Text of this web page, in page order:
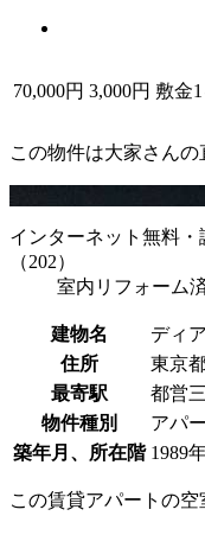
70,000円 3,000円 敷金
この物件は大家さんの
インターネット無料
（202）
室内リフォーム
建物名
ディ
住所
東京
最寄駅
都営
物件種別
アパ
築年月、所在階 1989
この賃貸アパートの空